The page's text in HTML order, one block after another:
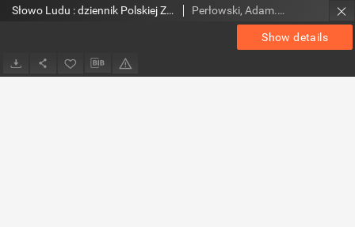
Show details
Słowo Ludu : dziennik Polskiej Zjednoczonej Partii Robotniczej, 1988 R.XXXIX, nr 55 Perłowski, Adam. Red.